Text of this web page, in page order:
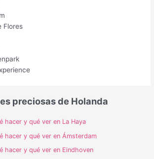
Flores
preciosas de Holanda
hacer y qué ver en La Haya
hacer y qué ver en Ámsterdam
hacer y qué ver en Eindhoven